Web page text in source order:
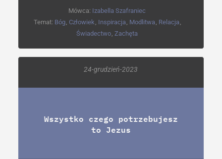
Mówca: Izabella Szafraniec
Temat: Bóg, Człowiek , Inspiracja, Modlitwa, Relacja,
Świadectwo,Zachęta
24-grudzień-2023
Wszystko czego potrzebujesz
to Jezus